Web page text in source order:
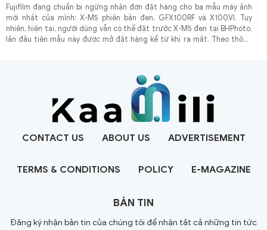
Fujifilm đang chuẩn bị ngừng nhận đơn đặt hàng cho ba mẫu máy ảnh
mới nhất của mình: X-M5 phiên bản đen, GFX100RF và X100VI. Tuy
nhiên, hiện tại, người dùng vẫn có thể đặt trước X-M5 đen tại BHPhoto,
lần đầu tiên mẫu này được mở đặt hàng kể từ khi ra mắt.​ Theo thông
CONTACT US ABOUT US ADVERTISEMENT
TERMS & CONDITIONS POLICY E-MAGAZINE
BẢN TIN
Đăng ký nhận bản tin của chúng tôi để nhận tất cả những tin tức